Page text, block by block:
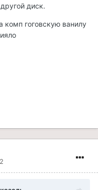
диск.
комп гоговскую ванилу